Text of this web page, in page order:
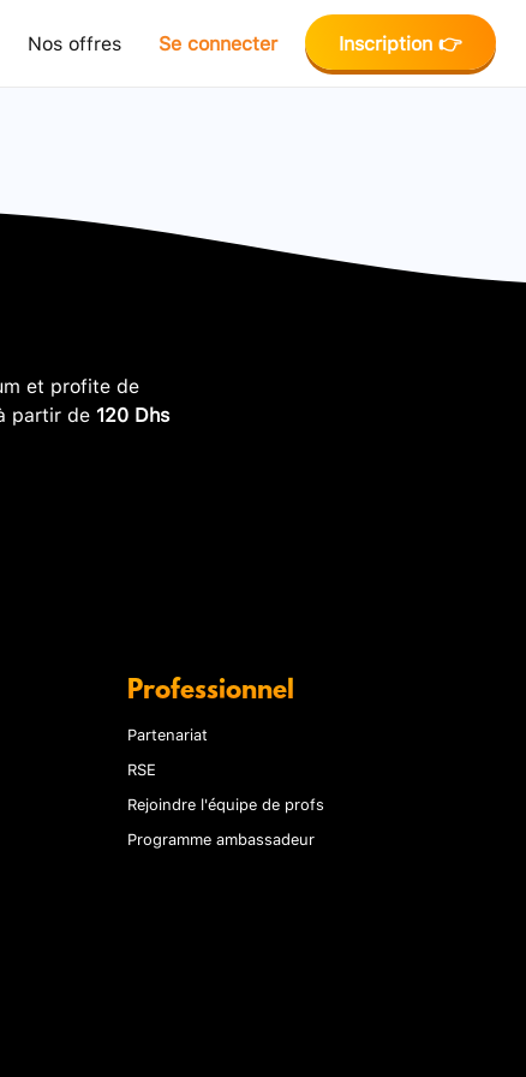
Nos offres Se connecter Inscription 👉
et profite de
partir de 120 Dhs
Professionnel
Partenariat
RSE
Rejoindre l'équipe de profs
Programme ambassadeur